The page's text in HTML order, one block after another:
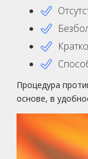
Процедура
основе, в